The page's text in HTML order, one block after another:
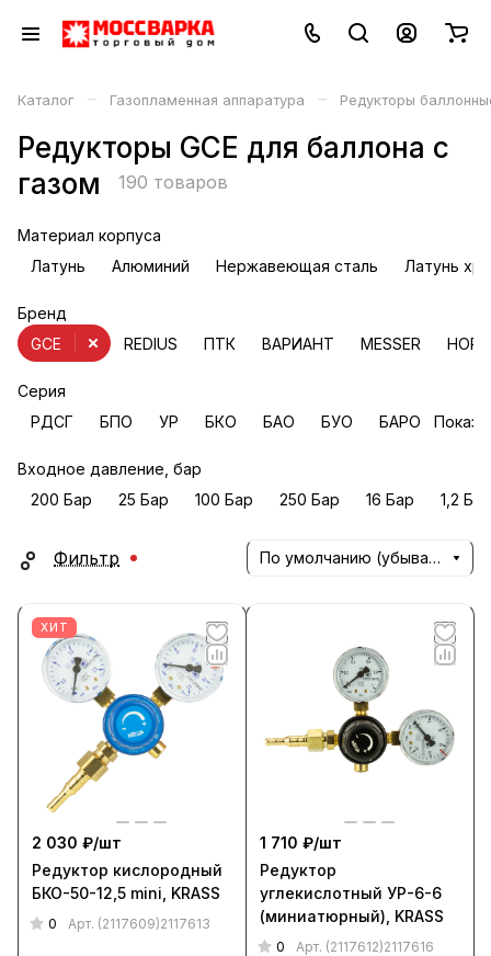
Каталог – Газопламенная аппаратура – Редукторы
Редукторы GCE для баллона с
газом
190 товаров
Материал корпуса
Латунь
Алюминий Нержавеющая сталь Латунь
Бренд
REDIUS
ПТК ВАРИАНТ MESSER
GCE
Серия
РДСГ
БПО УР БКО БАО БУО БАРО
Входное давление, бар
200 Бар
25 Бар 100 Бар 250 Бар 16 Бар 1,2 Бар
Фильтр По умолчанию (убывание)
ХИТ
2 030 ₽/шт
Редуктор кислородный
БКО-50-12,5 mini, KRASS
0 Арт. (2117609)2117613
1 710 ₽/шт
Редуктор
углекислотный УР-6-6
(миниатюрный), KRASS
0 Арт. (2117612)2117616